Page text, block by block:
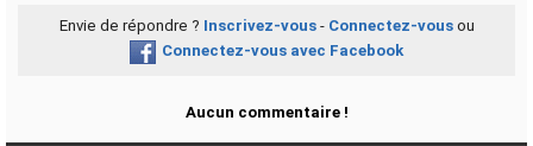
Envie de répondre ? Inscrivez-vous- Connectez-vousou
Connectez-vous avec Facebook
Aucun commentaire !